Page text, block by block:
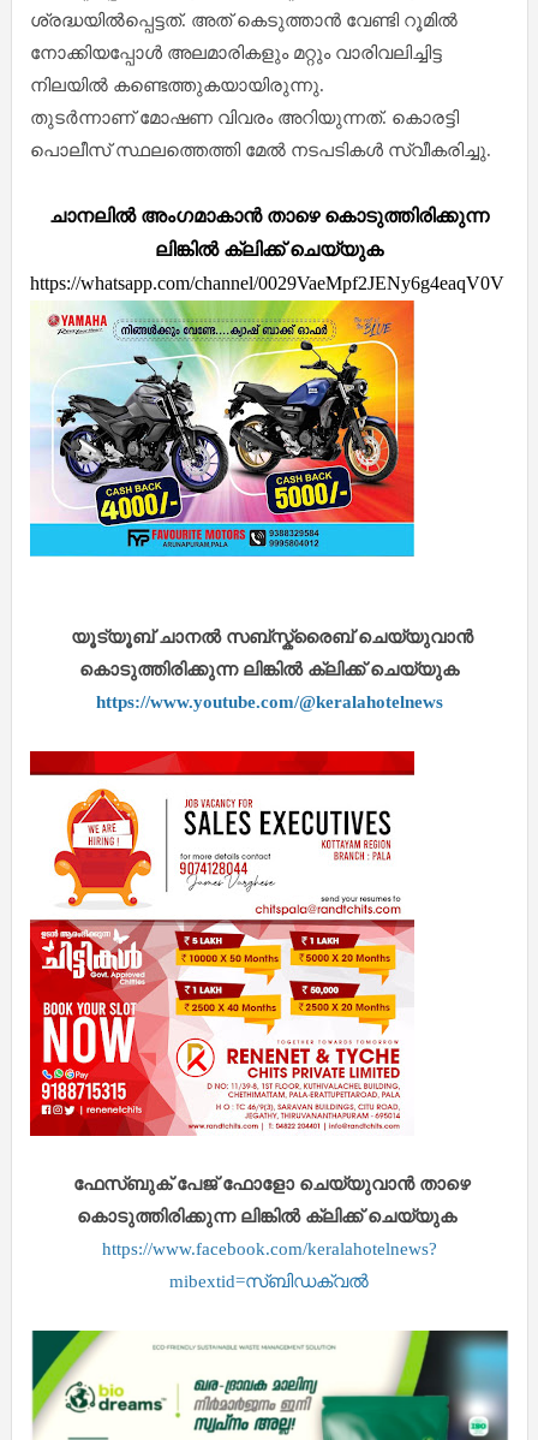
ശ്രദ്ധയിൽപ്പെട്ടത്. അത് കെടുത്താൻ വേണ്ടി റൂമിൽ
നോക്കിയപ്പോൾ അലമാരികളും മറ്റും വാരിവലിച്ചിട്ട
നിലയിൽ കണ്ടെത്തുകയായിരുന്നു.
തുടർന്നാണ് മോഷണ വിവരം അറിയുന്നത്. കൊരട്ടി
പൊലീസ് സ്ഥലത്തെത്തി മേൽ നടപടികൾ സ്വീകരിച്ചു.
ചാനലിൽ അംഗമാകാൻ താഴെ കൊടുത്തിരിക്കുന്ന
ലിങ്കിൽ ക്ലിക്ക് ചെയ്യുക
https://whatsapp.com/channel/0029VaeMpf2JENy6g4eaqV0V
യൂട്യൂബ് ചാനൽ സബ്സ്ക്രൈബ് ചെയ്യുവാൻ
കൊടുത്തിരിക്കുന്ന ലിങ്കിൽ ക്ലിക്ക് ചെയ്യുക
https://www.youtube.com/@keralahotelnews
ഫേസ്ബുക് പേജ് ഫോളോ ചെയ്യുവാൻ താഴെ
കൊടുത്തിരിക്കുന്ന ലിങ്കിൽ ക്ലിക്ക് ചെയ്യുക
https://www.facebook.com/keralahotelnews?
mibextid=സ്‌ബിഡക്വൽ